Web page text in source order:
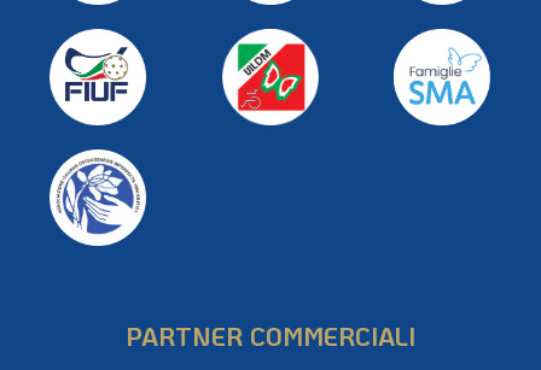
PARTNER COMMERCIALI